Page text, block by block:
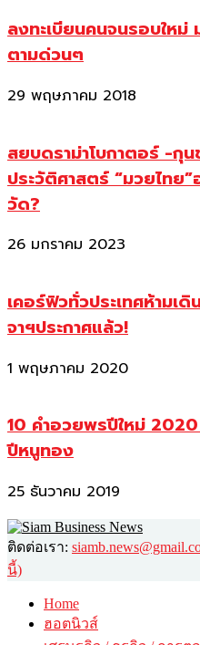
ลงทะเบียนคนจนรอบใหม่
ตามด่วนๆ
29 พฤษภาคม 2018
สยบดราม่าโบกาตอร์ -กุ
ประวัติศาสตร์ “มวยไทย
วัด?
26 มกราคม 2023
เคอร์ฟิวทั่วประเทศห้ามเ
จาฯประกาศแล้ว!
1 พฤษภาคม 2020
10 คำอวยพรปีใหม่
ปีหนูทอง
25 ธันวาคม 2019
ติดต่อเรา:
นี้)
Home
ฮอตนิวส์